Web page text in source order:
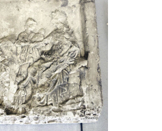
μας: Δημήτρη Πάφρα,
Παπαλουκά, Αρούνη
Δέσποινα, Σοφία Βασιληά,
Σαϊπά, Άννα
Ηλία, π. Γεώργιο Χριστοδούλου,
τους «μικρούς» εθελοντές
που συμμετείχαν με
για την εμπιστοσύνη τους